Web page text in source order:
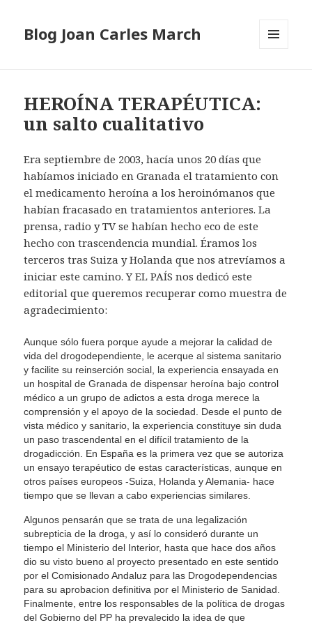
Blog Joan Carles March
HEROÍNA TERAPÉUTICA:
un salto cualitativo
Era septiembre de 2003, hacía unos 20 días que
habíamos iniciado en Granada el tratamiento con
el medicamento heroína a los heroinómanos que
habían fracasado en tratamientos anteriores. La
prensa, radio y TV se habían hecho eco de este
hecho con trascendencia mundial. Éramos los
terceros tras Suiza y Holanda que nos atrevíamos a
iniciar este camino. Y EL PAÍS nos dedicó este
editorial que queremos recuperar como muestra de
agradecimiento:
Aunque sólo fuera porque ayude a mejorar la calidad de
vida del drogodependiente, le acerque al sistema sanitario
y facilite su reinserción social, la experiencia ensayada en
un hospital de Granada de dispensar heroína bajo control
médico a un grupo de adictos a esta droga merece la
comprensión y el apoyo de la sociedad. Desde el punto de
vista médico y sanitario, la experiencia constituye sin duda
un paso trascendental en el difícil tratamiento de la
drogadicción. En España es la primera vez que se autoriza
un ensayo terapéutico de estas características, aunque en
otros países europeos -Suiza, Holanda y Alemania- hace
tiempo que se llevan a cabo experiencias similares.
Algunos pensarán que se trata de una legalización
subrepticia de la droga, y así lo consideró durante un
tiempo el Ministerio del Interior, hasta que hace dos años
dio su visto bueno al proyecto presentado en este sentido
por el Comisionado Andaluz para las Drogodependencias
para su aprobacion definitiva por el Ministerio de Sanidad.
Finalmente, entre los responsables de la política de drogas
del Gobierno del PP ha prevalecido la idea de que